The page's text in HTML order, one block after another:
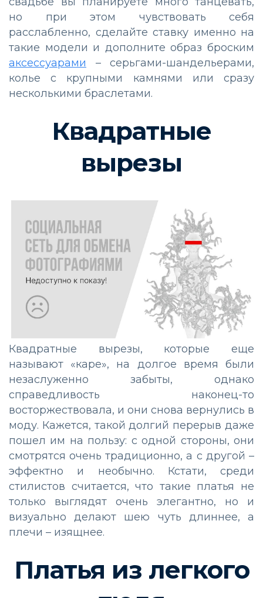
но при этом чувствовать себя
расслабленно, сделайте ставку именно на
такие модели и дополните образ броским
аксессуарами – серьгами-шандельерами,
колье с крупными камнями или сразу
несколькими браслетами.
Квадратные
вырезы
Квадратные вырезы, которые еще
называют «каре», на долгое время были
незаслуженно забыты, однако
справедливость наконец-то
восторжествовала, и они снова вернулись в
моду. Кажется, такой долгий перерыв даже
пошел им на пользу: с одной стороны, они
смотрятся очень традиционно, а с другой –
эффектно и необычно. Кстати, среди
стилистов считается, что такие платья не
только выглядят очень элегантно, но и
визуально делают шею чуть длиннее, а
плечи – изящнее.
Платья из легкого